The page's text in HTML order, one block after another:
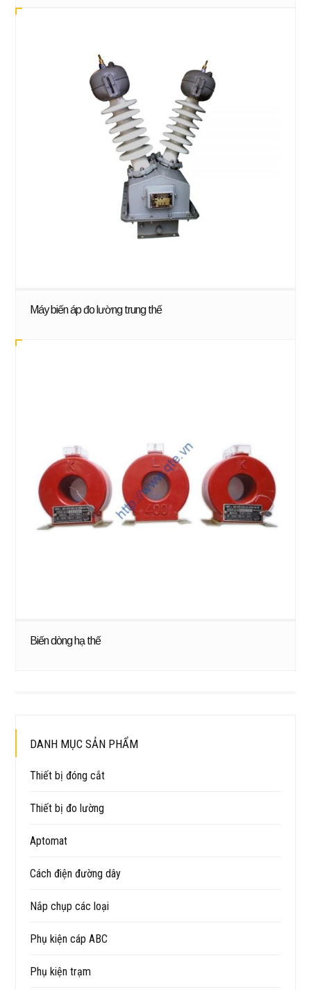
Máy biến áp đo lường trung thế
Biến dòng hạ thế
DANH MỤC SẢN PHẨM
Thiết bị đóng cắt
Thiết bị đo lường
Aptomat
Cách điện đường dây
Nắp chụp các loại
Phụ kiện cáp ABC
Phụ kiện trạm